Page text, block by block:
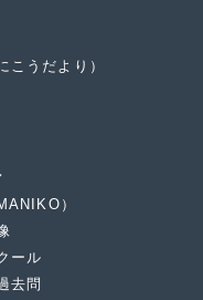
こうだより）
）
ール
去問